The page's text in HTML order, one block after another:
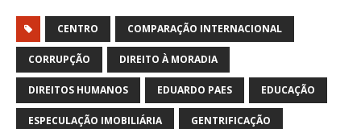
CENTRO COMPARAÇÃO INTERNACIONAL
CORRUPÇÃO DIREITO À MORADIA
DIREITOS HUMANOS EDUARDO PAES EDUCAÇÃO
ESPECULAÇÃO IMOBILIÁRIA GENTRIFICAÇÃO